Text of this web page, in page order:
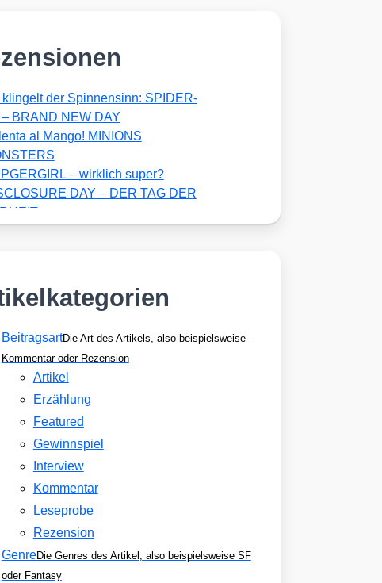
BeitragsartDie Art des Artikels, also beispielsweise
Kommentar oder Rezension
Artikel
Erzählung
Featured
Gewinnspiel
Interview
Kommentar
Leseprobe
Rezension
GenreDie Genres des Artikel, also beispielsweise SF
oder Fantasy